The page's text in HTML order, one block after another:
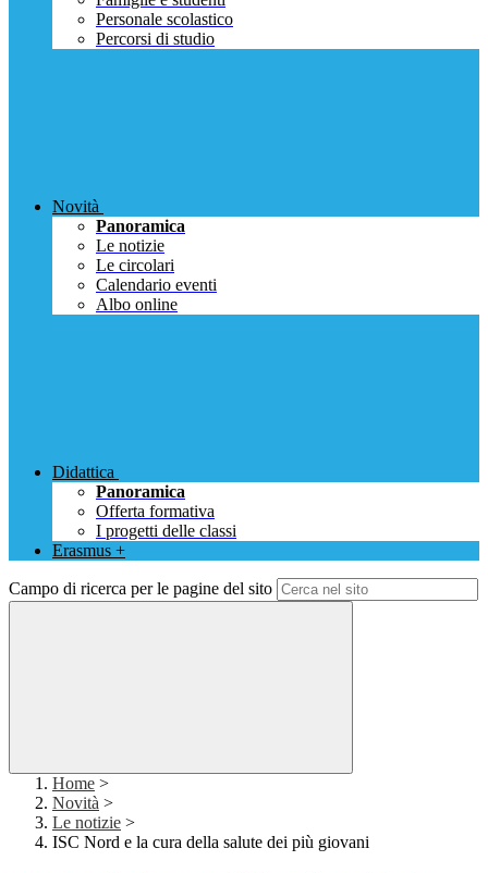
Personale scolastico
Percorsi di studio
Novità
Panoramica
Le notizie
Le circolari
Calendario eventi
Albo online
Didattica
Panoramica
Offerta formativa
I progetti delle classi
Erasmus +
Campo di ricerca per le pagine del sito
Home >
Novità >
Le notizie >
ISC Nord e la cura della salute dei più giovani